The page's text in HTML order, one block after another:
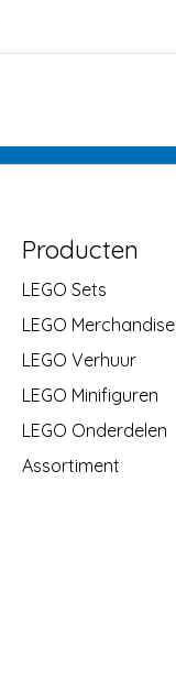
Producten
LEGO Sets
LEGO Merchandise
LEGO Verhuur
LEGO Minifiguren
LEGO Onderdelen
Assortiment